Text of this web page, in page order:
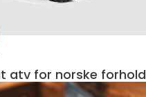
atv for norske forhold